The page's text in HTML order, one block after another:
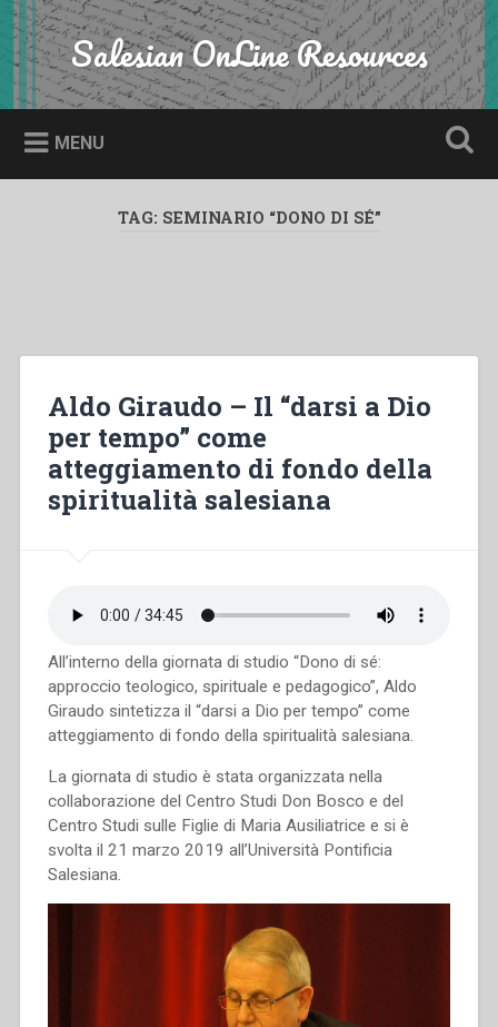
Skip
to
content
Search Salesian OnLine Resources
MENU
TAG: SEMINARIO “DONO DI SÉ”
Aldo Giraudo – Il “darsi a Dio
per tempo” come
atteggiamento di fondo della
spiritualità salesiana
All’interno della giornata di studio “Dono di sé:
approccio teologico, spirituale e pedagogico”, Aldo
Giraudo sintetizza il “darsi a Dio per tempo” come
atteggiamento di fondo della spiritualità salesiana.
La giornata di studio è stata organizzata nella
collaborazione del Centro Studi Don Bosco e del
Centro Studi sulle Figlie di Maria Ausiliatrice e si è
svolta il 21 marzo 2019 all’Università Pontificia
Salesiana.